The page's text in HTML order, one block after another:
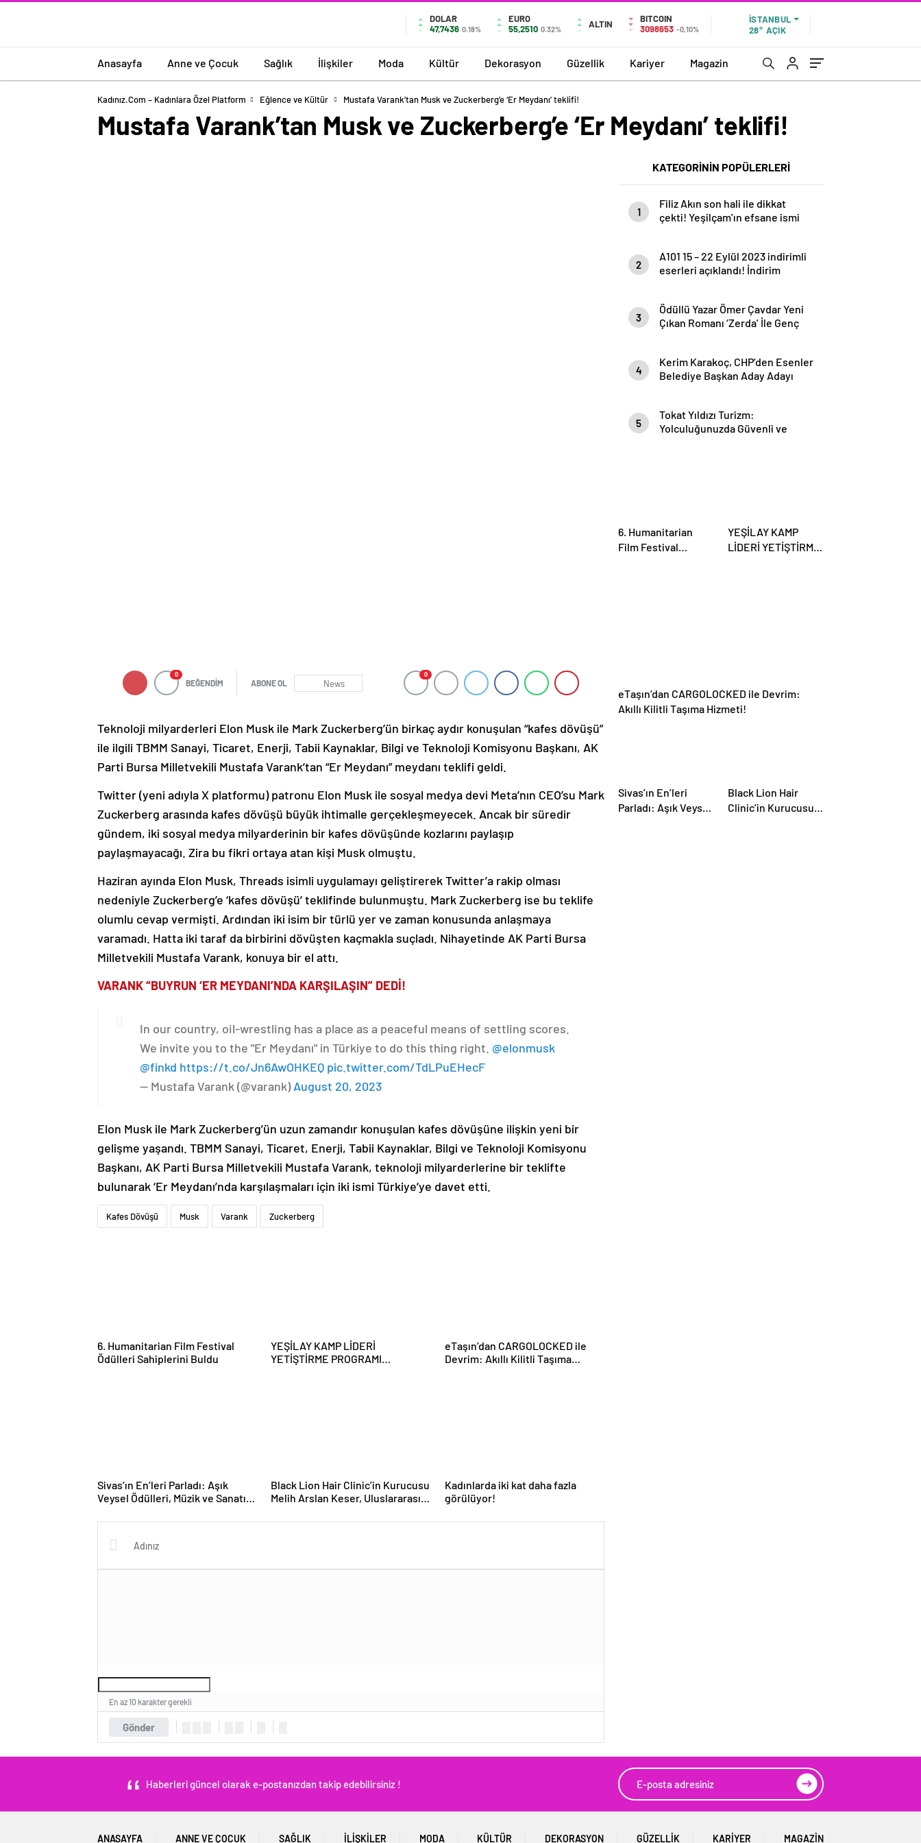
DOLAR
47,7436 0.18%
EURO
55,2510 0.32% ALTIN
BITCOIN
3098653 -0,10%
İSTANBUL
28° AÇIK
Anasayfa Anne ve Çocuk Sağlık İlişkiler Moda Kültür Dekorasyon Güzellik Kariyer Magazin
Kadınız.com – Kadınlara Özel Platform Eğlence ve Kültür Mustafa Varank’tan Musk ve Zuckerberg’e ‘Er Meydanı’ teklifi!
Mustafa Varank’tan Musk ve Zuckerberg’e ‘Er Meydanı’ teklifi!
0
BEĞENDİM ABONE OL News
0
Teknoloji milyarderleri Elon Musk ile Mark Zuckerberg’ün birkaç aydır konuşulan “kafes dövüşü”
ile ilgili TBMM Sanayi, Ticaret, Enerji, Tabii Kaynaklar, Bilgi ve Teknoloji Komisyonu Başkanı, AK
Parti Bursa Milletvekili Mustafa Varank’tan “Er Meydanı” meydanı teklifi geldi.
Twitter (yeni adıyla X platformu) patronu Elon Musk ile sosyal medya devi Meta’nın CEO’su Mark
Zuckerberg arasında kafes dövüşü büyük ihtimalle gerçekleşmeyecek. Ancak bir süredir
gündem, iki sosyal medya milyarderinin bir kafes dövüşünde kozlarını paylaşıp
paylaşmayacağı. Zira bu fikri ortaya atan kişi Musk olmuştu.
Haziran ayında Elon Musk, Threads isimli uygulamayı geliştirerek Twitter’a rakip olması
nedeniyle Zuckerberg’e ‘kafes dövüşü’ teklifinde bulunmuştu. Mark Zuckerberg ise bu teklife
olumlu cevap vermişti. Ardından iki isim bir türlü yer ve zaman konusunda anlaşmaya
varamadı. Hatta iki taraf da birbirini dövüşten kaçmakla suçladı. Nihayetinde AK Parti Bursa
Milletvekili Mustafa Varank, konuya bir el attı.
VARANK “BUYRUN ‘ER MEYDANI’NDA KARŞILAŞIN” DEDİ!
In our country, oil-wrestling has a place as a peaceful means of settling scores.
We invite you to the "Er Meydanı" in Türkiye to do this thing right. @elonmusk
@finkd https://t.co/Jn6AwOHKEQ pic.twitter.com/TdLPuEHecF
— Mustafa Varank (@varank)August 20, 2023
Elon Musk ile Mark Zuckerberg’ün uzun zamandır konuşulan kafes dövüşüne ilişkin yeni bir
gelişme yaşandı. TBMM Sanayi, Ticaret, Enerji, Tabii Kaynaklar, Bilgi ve Teknoloji Komisyonu
Başkanı, AK Parti Bursa Milletvekili Mustafa Varank, teknoloji milyarderlerine bir teklifte
bulunarak ‘Er Meydanı’nda karşılaşmaları için iki ismi Türkiye’ye davet etti.
Kafes Dövüşü Musk Varank Zuckerberg
6. Humanitarian Film Festival
Ödülleri Sahiplerini Buldu
YEŞİLAY KAMP LİDERİ
YETİŞTİRME PROGRAMI
eTaşın’dan CARGOLOCKED ile
Devrim: Akıllı Kilitli Taşıma
Sivas’ın En’leri Parladı: Aşık
Veysel Ödülleri, Müzik ve Sanatın
Black Lion Hair Clinic’in Kurucusu
Melih Arslan Keser, Uluslararası
‘Yılın En Başarılı Saç Ekim Uzmanı’
Kadınlarda iki kat daha fazla
görülüyor!
Gönder
En az 10 karakter gerekli
KATEGORİNİN POPÜLERLERİ
1
Filiz Akın son hali ile dikkat
çekti! Yeşilçam’ın efsane ismi
2
A101 15 – 22 Eylül 2023 indirimli
eserleri açıklandı! İndirim
3
Ödüllü Yazar Ömer Çavdar Yeni
Çıkan Romanı ‘Zerda’ İle Genç
4
Kerim Karakoç, CHP’den Esenler
Belediye Başkan Aday Adayı
5
Tokat Yıldızı Turizm:
Yolculuğunuzda Güvenli ve
6. Humanitarian
Film Festival
YEŞİLAY KAMP
LİDERİ YETİŞTİRME
eTaşın’dan CARGOLOCKED ile Devrim:
Akıllı Kilitli Taşıma Hizmeti!
Sivas’ın En’leri
Parladı: Aşık Veysel
Black Lion Hair
Clinic’in Kurucusu
Haberleri güncel olarak e-postanızdan takip edebilirsiniz !
ANASAYFA ANNE VE ÇOCUK SAĞLIK İLIŞKILER MODA KÜLTÜR DEKORASYON GÜZELLIK KARIYER MAGAZIN